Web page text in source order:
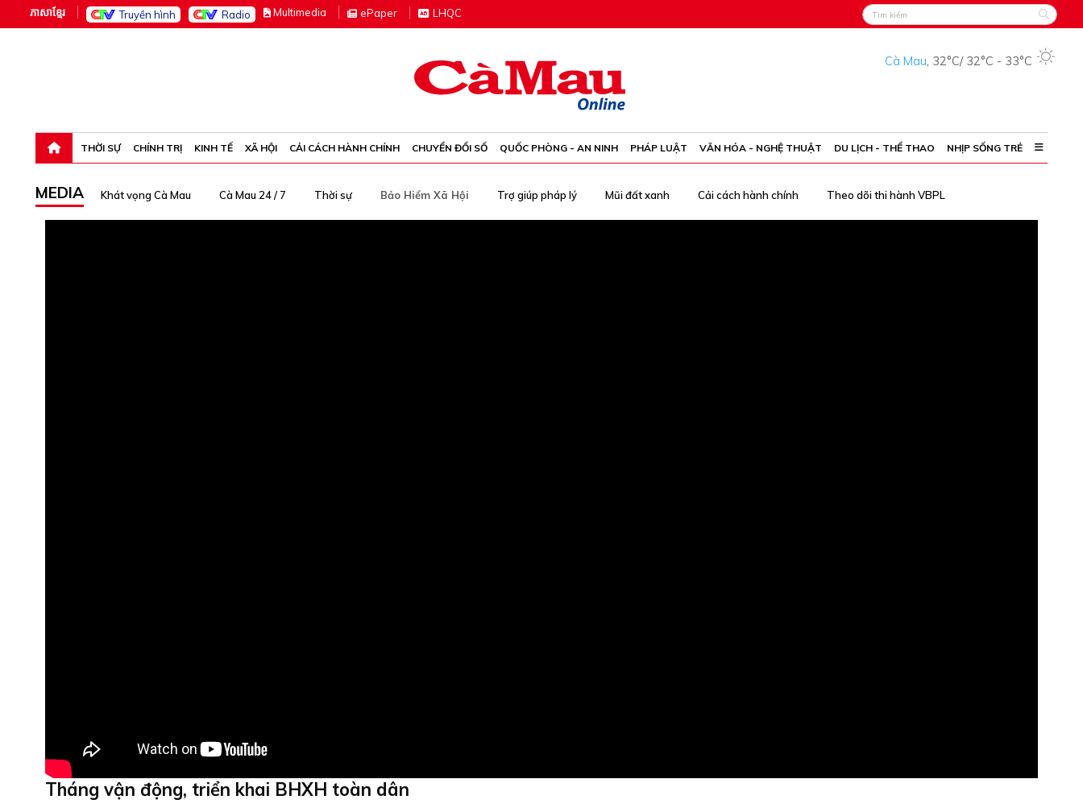
ភាសាខ្មែរ Truyền hình Radio Multimedia ePaper LHQC
Cà Mau, 32°C/ 32°C - 33°C
THỜI SỰ CHÍNH TRỊ KINH TẾ XÃ HỘI CẢI CÁCH HÀNH CHÍNH CHUYỂN ĐỔI SỐ QUỐC PHÒNG - AN NINH PHÁP LUẬT VĂN HÓA - NGHỆ THUẬT DU LỊCH - THỂ THAO NHỊP SỐNG TRẺ
MEDIA Khát vọng Cà Mau Cà Mau 24 / 7 Thời sự Bảo Hiểm Xã Hội Trợ giúp pháp lý Mũi đất xanh Cải cách hành chính Theo dõi thi hành VBPL
Tháng vận động, triển khai BHXH toàn dân